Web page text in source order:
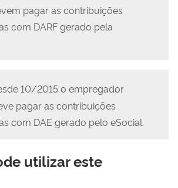
pagar as contribuições
com DARF gerado pela
10/2015 o empregador
pagar as contribuições
com DAE gerado pelo eSocial.
utilizar este